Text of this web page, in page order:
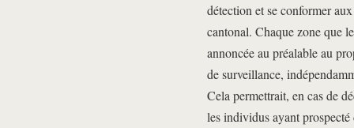
détection et se conformer
cantonal. Chaque zone que
annoncée au préalable au
de surveillance,
Cela permettrait, en cas de
les individus ayant prospecté